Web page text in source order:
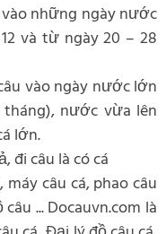
những ngày nước
và từ ngày 20 – 28
vào ngày nước lớn
nước vừa lên
lớn.
đi câu là có cá
câu cá, phao câu
... Docauvn.com là